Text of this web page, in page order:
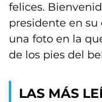
felices.
presidente en su
una foto en la
de los pies del
LAS MÁS